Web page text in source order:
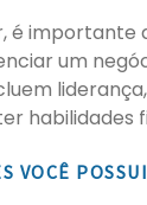
é importante
um
habilidades
VOCÊ